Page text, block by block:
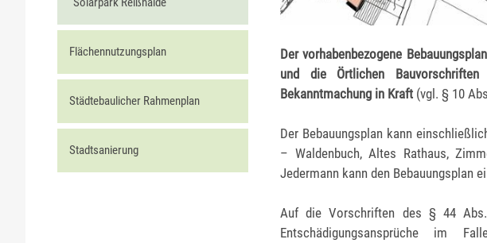
Flächennutzungsplan
Städtebaulicher Rahmenplan
Stadtsanierung
Der vorhabenbezogene
und die Örtlichen
Bekanntmachung in Kraft (vgl. § 10
Der Bebauungsplan kann
– Waldenbuch, Altes Rathaus,
Jedermann kann den Bebauungsplan
Auf die Vorschriften des § 44
Entschädigungsansprüche im